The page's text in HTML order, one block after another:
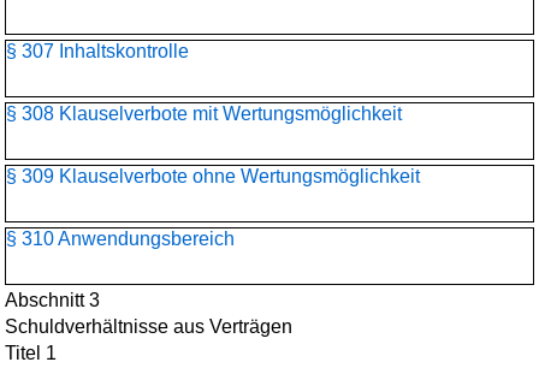
§ 307 Inhaltskontrolle
§ 308 Klauselverbote mit Wertungsmöglichkeit
§ 309 Klauselverbote ohne Wertungsmöglichkeit
§ 310 Anwendungsbereich
Abschnitt 3
Schuldverhältnisse aus Verträgen
Titel 1